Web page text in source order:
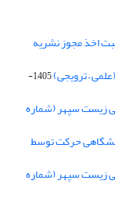
اخذ مجوز نشریه
– ترویجی)
1405-
زیست سپهر (شماره
حرکت توسط
زیست سپهر (شماره